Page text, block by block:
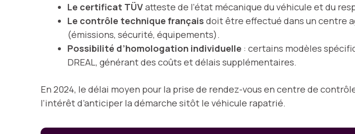
Le certificat TÜVatteste de l’état mécanique du véhicule et du
Le contrôle technique français doit être effectué dans un centre
(émissions, sécurité, équipements).
Possibilité d’homologation individuelle : certains modèles
DREAL, générant des coûts et délais supplémentaires.
En 2024, le délai moyen pour la prise de rendez-vous en centre de
l’intérêt d’anticiper la démarche sitôt le véhicule rapatrié.